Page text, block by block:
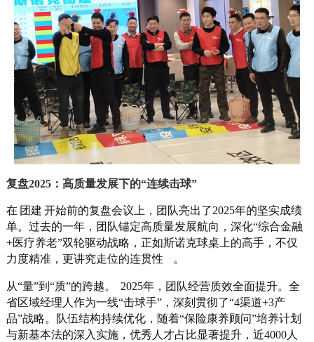
复盘2025：高质量发展下的“连续击球”
在 团建 开始前的复盘会议上，团队亮出了2025年的坚实成绩
单。过去的一年，团队锚定高质量发展航向，深化“综合金融
+医疗养老”双轮驱动战略，正如斯诺克球桌上的高手，不仅
力度精准，更讲究走位的连贯性
。
从“量”到“质”的跨越。
2025年，团队经营质效全面提升。全
省区域经理人作为一线“击球手”，深刻贯彻了“4渠道+3产
品”战略。队伍结构持续优化，随着“保险康养顾问”培养计划
与新基本法的深入实施，优秀人才占比显著提升，近4000人